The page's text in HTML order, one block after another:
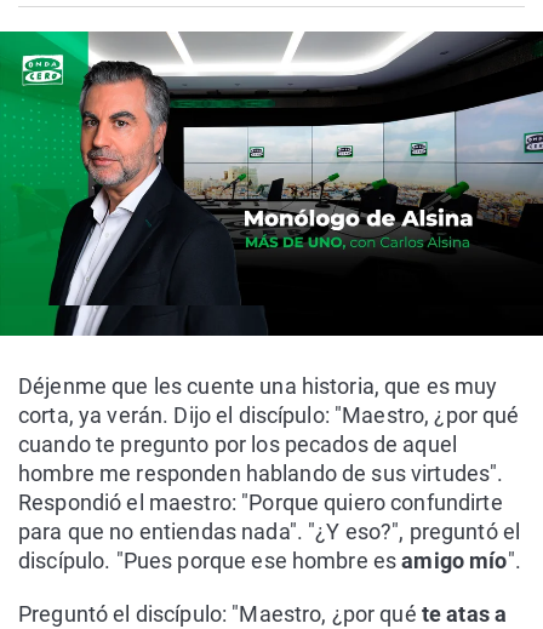
Déjenme que les cuente una historia, que es muy
corta, ya verán. Dijo el discípulo: "Maestro, ¿por qué
cuando te pregunto por los pecados de aquel
hombre me responden hablando de sus virtudes".
Respondió el maestro: "Porque quiero confundirte
para que no entiendas nada". "¿Y eso?", preguntó el
discípulo. "Pues porque ese hombre esamigo mío".
Preguntó el discípulo: "Maestro, ¿por qué te atas a